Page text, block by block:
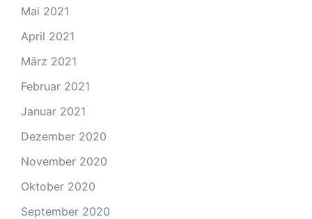
Mai 2021
April 2021
März 2021
Februar 2021
Januar 2021
Dezember 2020
November 2020
Oktober 2020
September 2020